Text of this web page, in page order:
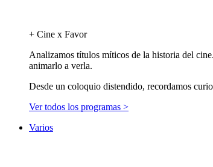
+ Cine x Favor
Analizamos títulos míticos de la historia del
animarlo a verla.
Desde un coloquio distendido, recordamos
Ver todos los programas >
Varios